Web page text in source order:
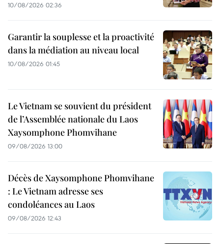
10/08/2026 02:36
Garantir la souplesse et la proactivité
dans la médiation au niveau local
10/08/2026 01:45
Le Vietnam se souvient du président
de l’Assemblée nationale du Laos
Xaysomphone Phomvihane
09/08/2026 13:00
Décès de Xaysomphone Phomvihane
: Le Vietnam adresse ses
condoléances au Laos
09/08/2026 12:43